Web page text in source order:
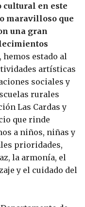
cultural en este
maravilloso que
una gran
hemos estado al
artísticas
sociales y
rurales
Las Cardas y
que rinde
a niños, niñas y
prioridades,
la armonía, el
y el cuidado del